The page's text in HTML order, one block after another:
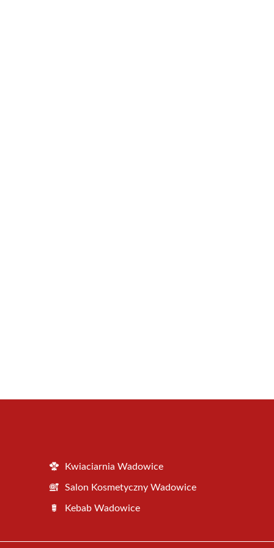
Kwiaciarnia Wadowice
Salon Kosmetyczny Wadowice
Kebab Wadowice